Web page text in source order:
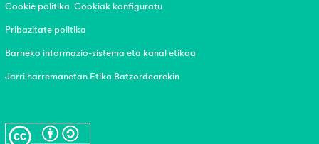
Cookie politika Cookiak konfiguratu
Pribazitate politika
Barneko informazio-sistema eta kanal etikoa
Jarri harremanetan Etika Batzordearekin